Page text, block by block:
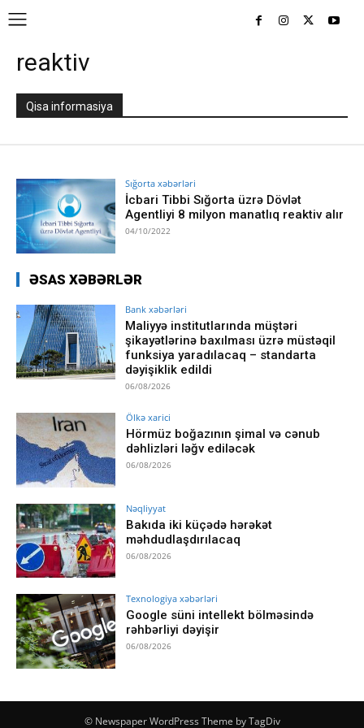
reaktiv
Qisa informasiya
Sığorta xəbərləri
İcbari Tibbi Sığorta üzrə Dövlət
Agentliyi 8 milyon manatlıq reaktiv alır
04/10/2022
ƏSAS XƏBƏRLƏR
Bank xəbərləri
Maliyyə institutlarında müştəri
şikayətlərinə baxılması üzrə müstəqil
funksiya yaradılacaq – standarta
dəyişiklik edildi
06/08/2026
Ölkə xarici
Hörmüz boğazının şimal və cənub
dəhlizləri ləğv ediləcək
06/08/2026
Nəqliyyat
Bakıda iki küçədə hərəkət
məhdudlaşdırılacaq
06/08/2026
Texnologiya xəbərləri
Google süni intellekt bölməsində
rəhbərliyi dəyişir
06/08/2026
© Newspaper WordPress Theme by TagDiv